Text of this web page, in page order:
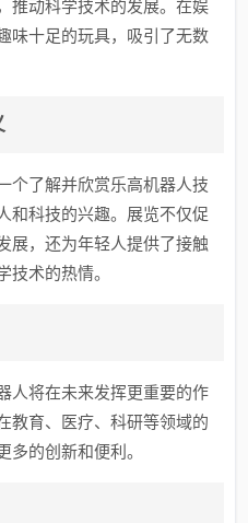
推动科学技术的发展。在娱
味十足的玩具，吸引了无数
个了解并欣赏乐高机器人技
和科技的兴趣。展览不仅促
展，还为年轻人提供了接触
技术的热情。
人将在未来发挥更重要的作
教育、医疗、科研等领域的
多的创新和便利。